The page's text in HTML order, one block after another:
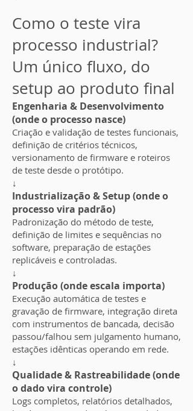
Como o teste vira
processo industrial?
Um único fluxo, do
setup ao produto final
Engenharia & Desenvolvimento
(onde o processo nasce)
Criação e validação de testes funcionais,
definição de critérios técnicos,
versionamento de firmware e roteiros
de teste desde o protótipo.
↓
Industrialização & Setup (onde o
processo vira padrão)
Padronização do método de teste,
definição de limites e sequências no
software, preparação de estações
replicáveis e controladas.
↓
Produção (onde escala importa)
Execução automática de testes e
gravação de firmware, integração direta
com instrumentos de bancada, decisão
passou/falhou sem julgamento humano,
estações idênticas operando em rede.
↓
Qualidade & Rastreabilidade (onde
o dado vira controle)
Logs completos, relatórios detalhados,